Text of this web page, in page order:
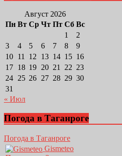
Август 2026
Пн Вт Ср Чт Пт Сб Вс
1
2
3
4 5 6 7 8
9
10 11 12 13 14 15 16
17 18 19 20 21 22 23
24 25 26 27 28 29 30
31
« Июл
Погода в Таганроге
Погода в Таганроге
Gismeteo